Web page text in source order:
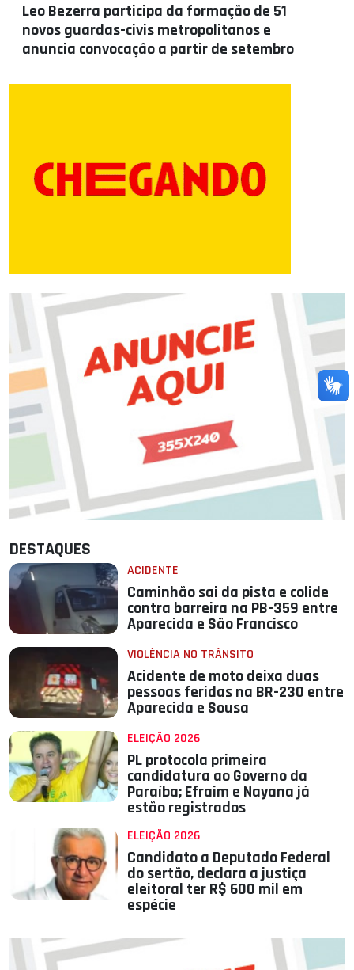
Leo Bezerra participa da formação de 51
novos guardas-civis metropolitanos e
anuncia convocação a partir de setembro
DESTAQUES
ACIDENTE
Caminhão sai da pista e colide
contra barreira na PB-359 entre
Aparecida e São Francisco
VIOLÊNCIA NO TRÂNSITO
Acidente de moto deixa duas
pessoas feridas na BR-230 entre
Aparecida e Sousa
ELEIÇÃO 2026
PL protocola primeira
candidatura ao Governo da
Paraíba; Efraim e Nayana já
estão registrados
ELEIÇÃO 2026
Candidato a Deputado Federal
do sertão, declara a justiça
eleitoral ter R$ 600 mil em
espécie